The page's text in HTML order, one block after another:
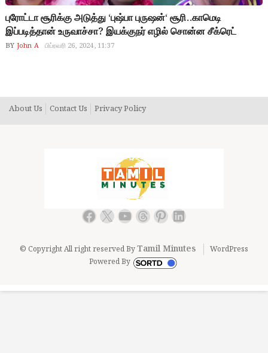
புரோட்டா சூரிக்கு அடுத்து ‘புஷ்பா புருஷன்‘ சூரி..காமெடி
இப்படித்தான் உருவாச்சா? இயக்குநர் எழில் சொன்ன சீக்ரெட்
BY John A பிப்ரவரி 26, 2024, 11:37
About Us Contact Us Privacy Policy
Facebook
X YouTube
Threads
Pinterest
LinkedIn
© Copyright All right reserved ByTamil Minutes
WordPress
Powered By